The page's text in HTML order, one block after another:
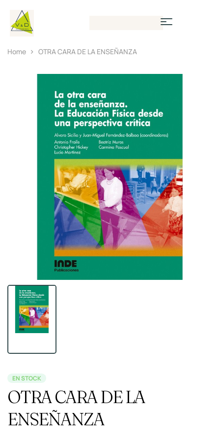
Home OTRA CARA DE LA ENSEÑANZA
EN STOCK
OTRA CARA DE LA
ENSEÑANZA